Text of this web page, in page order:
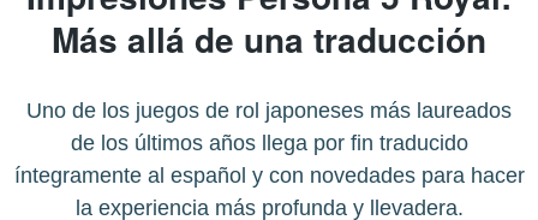
Más allá de una traducción
Uno de los juegos de rol japoneses más laureados
de los últimos años llega por fin traducido
íntegramente al español y con novedades para hacer
la experiencia más profunda y llevadera.